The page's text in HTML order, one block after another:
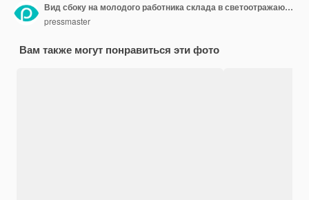
Вид сбоку на молодого работника склада в светоотражающем жилете, закрывающем коробку
pressmaster
Вам также могут понравиться эти фото